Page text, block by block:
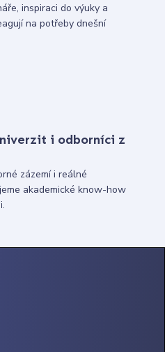
inspiraci do výuky a
na potřeby dnešní
i odborníci z
zázemí i reálné
akademické know-how